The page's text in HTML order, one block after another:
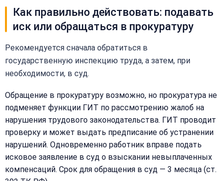
Как правильно действовать: подавать
иск или обращаться в прокуратуру
Рекомендуется сначала обратиться в
государственную инспекцию труда, а затем, при
необходимости, в суд.
Обращение в прокуратуру возможно, но прокуратура не
подменяет функции ГИТ по рассмотрению жалоб на
нарушения трудового законодательства. ГИТ проводит
проверку и может выдать предписание об устранении
нарушений. Одновременно работник вправе подать
исковое заявление в суд о взыскании невыплаченных
компенсаций. Срок для обращения в суд — 3 месяца (ст.